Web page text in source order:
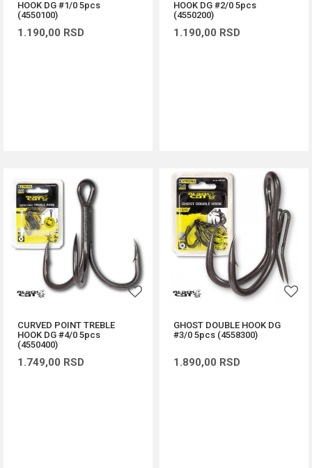
HOOK DG #1/0 5pcs
(4550100)
1.190,00 RSD
HOOK DG #2/0 5pcs
(4550200)
1.190,00 RSD
CURVED POINT TREBLE
HOOK DG #4/0 5pcs
(4550400)
1.749,00 RSD
GHOST DOUBLE HOOK DG
#3/0 5pcs (4558300)
1.890,00 RSD